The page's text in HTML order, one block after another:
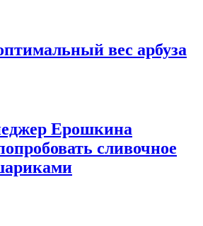
вес арбуза
Ерошкина
сливочное